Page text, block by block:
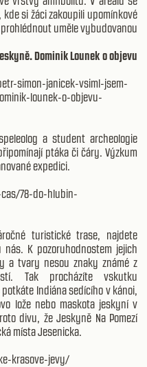
si žáci zakoupili upomínkové
uměle vybudovanou
Dominik Lounek o objevu
simon-janicek-vsiml-jsem-
lounek-o-objevu-
a student archeologie
ptáka či čáry. Výzkum
expedici.
78-do-hlubin-
turistické trase, najdete
K pozoruhodnostem jejich
a tvary nesou znaky známé z
Tak procházíte vskutku
Indiána sedícího v kánoi,
lože nebo maskota jeskyní v
divu, že Jeskyně Na Pomezí
místa Jesenicka.
krasove-jevy/